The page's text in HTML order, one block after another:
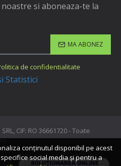
si aboneaza-te la
MA ABONEZ
de confidentialitate
CIF: RO 36661720 - Toate
conținutul disponibil pe acest
social media și pentru a